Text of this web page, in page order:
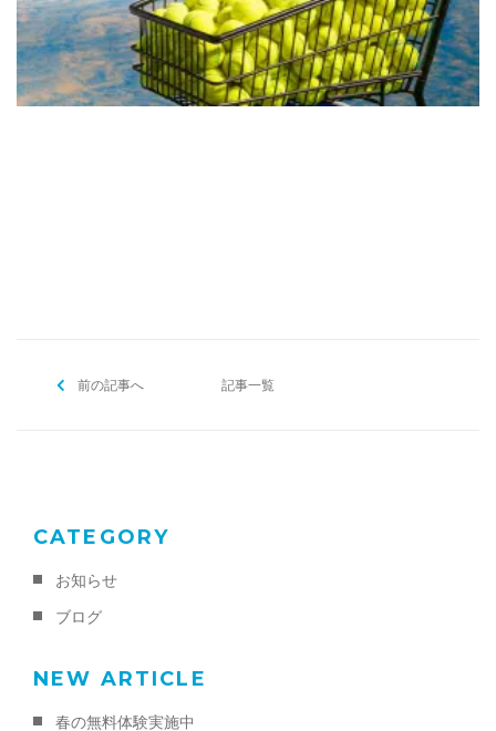
前の記事へ 記事一覧
CATEGORY
お知らせ
ブログ
NEW ARTICLE
春の無料体験実施中